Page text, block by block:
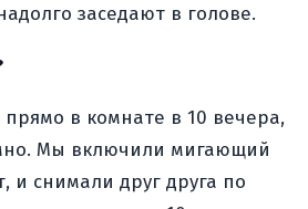
заседают в голове.
в комнате в 10 вечера,
Мы включили мигающий
и снимали друг друга по